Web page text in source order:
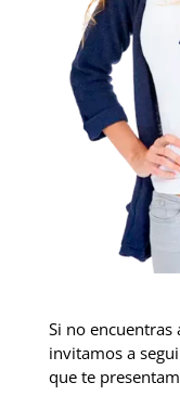
Si no encuentras
invitamos a
que te